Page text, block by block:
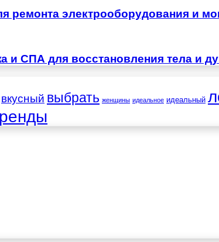
ремонта электрооборудования и
и СПА для восстановления тела и
вкусный выбрать женщины идеальное идеальный